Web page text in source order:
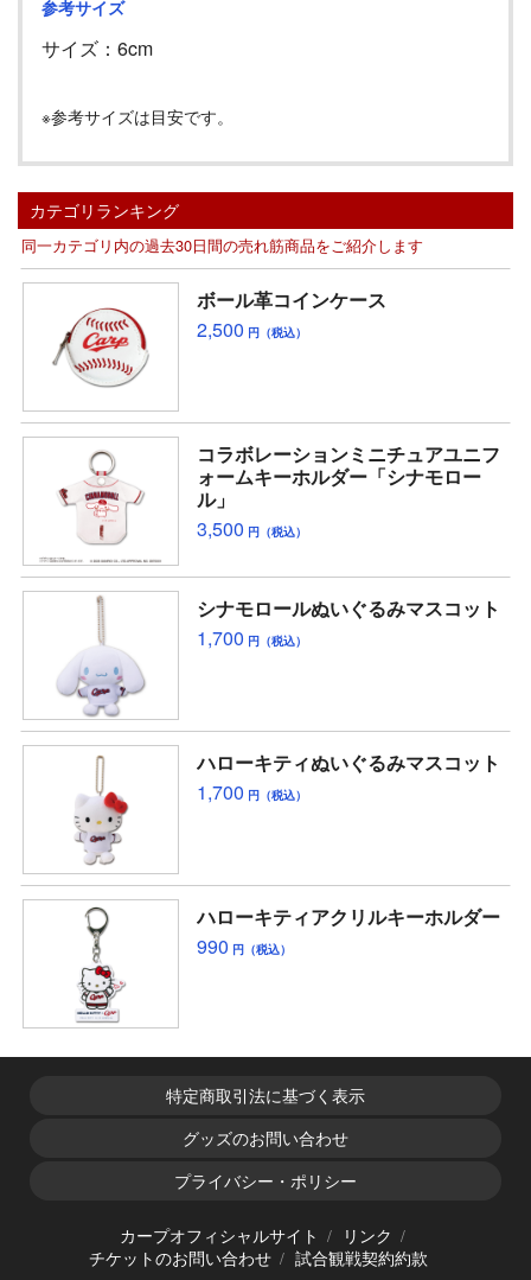
参考サイズ
サイズ： 6cm
※参考サイズは目安です。
カテゴリランキング
同一カテゴリ内の過去30日間の売れ筋商品をご紹介します
ボール革コインケース
2,500 円（税込）
コラボレーションミニチュアユニフ
ォームキーホルダー「シナモロー
ル」
3,500 円（税込）
シナモロールぬいぐるみマスコット
1,700 円（税込）
ハローキティぬいぐるみマスコット
1,700 円（税込）
ハローキティアクリルキーホルダー
990 円（税込）
特定商取引法に基づく表示
グッズのお問い合わせ
プライバシー・ポリシー
カープオフィシャルサイト
リンク
チケットのお問い合わせ
試合観戦契約約款